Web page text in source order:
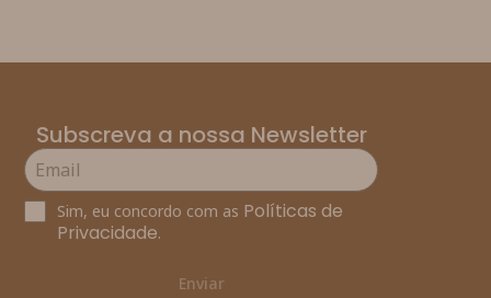
Subscreva a nossa Newsletter
Sim, eu concordo com as Políticas de
Privacidade.
Enviar